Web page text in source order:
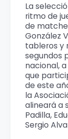
La
ritmo de
de
González
tableros y
segundos
nacional,
que
de este
la
alineará a
Padilla,
Sergio